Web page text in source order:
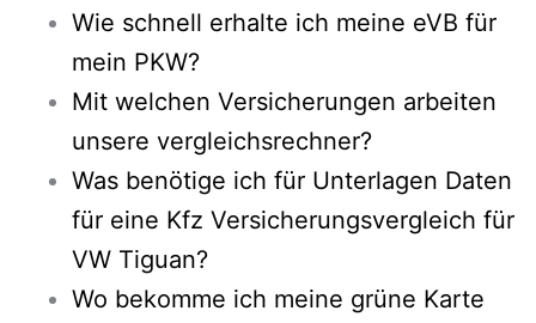
Wie schnell erhalte ich meine eVB für
mein PKW?
Mit welchen Versicherungen arbeiten
unsere vergleichsrechner?
Was benötige ich für Unterlagen Daten
für eine Kfz Versicherungsvergleich für
VW Tiguan?
Wo bekomme ich meine grüne Karte